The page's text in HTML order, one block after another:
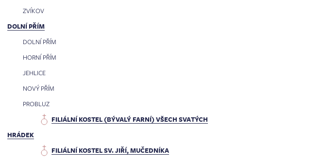
ZVÍKOV
DOLNÍ PŘÍM
DOLNÍ PŘÍM
HORNÍ PŘÍM
JEHLICE
NOVÝ PŘÍM
PROBLUZ
FILIÁLNÍ KOSTEL (BÝVALÝ FARNÍ) VŠECH SVATÝCH
HRÁDEK
FILIÁLNÍ KOSTEL SV. JIŘÍ, MUČEDNÍKA